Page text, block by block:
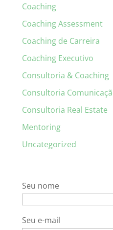
Coaching
Coaching Assessment
Coaching de Carreira
Coaching Executivo
Consultoria & Coaching
Consultoria
Consultoria Real Estate
Mentoring
Uncategorized
Seu nome
Seu e-mail